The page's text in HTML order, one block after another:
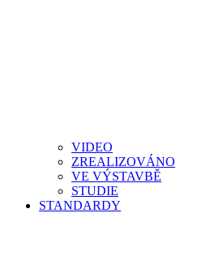
VIDEO
ZREALIZOVÁNO
VE VÝSTAVBĚ
STUDIE
STANDARDY